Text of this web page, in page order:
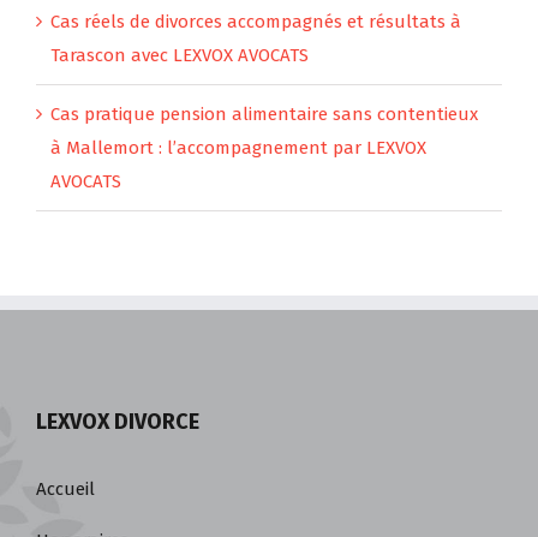
Avocat divorce
Marseille​
Cas réels de divorces accompagnés et résultats à
Tarascon avec LEXVOX AVOCATS
Cas pratique pension alimentaire sans contentieux
à Mallemort : l’accompagnement par LEXVOX
AVOCATS
LEXVOX DIVORCE
Accueil